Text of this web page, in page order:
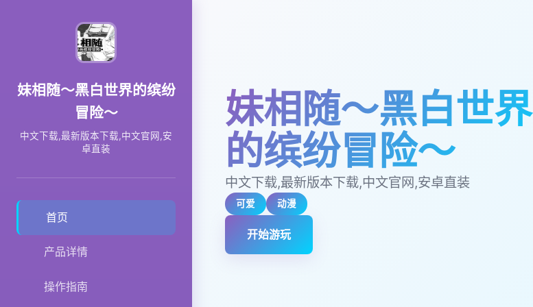
妹相随～黑白世界的缤纷
冒险～
中文下载,最新版本下载,中文官网,安
卓直装
首页
产品详情
操作指南
妹相随～黑白世界
的缤纷冒险～
中文下载,最新版本下载,中文官网,安卓直装
可爱 动漫
开始游玩